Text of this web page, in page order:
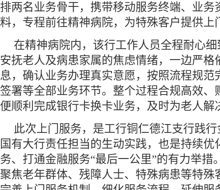
排两名业务骨干，携带移动服务终端、业务
料，专程前往精神病院，为特殊客户提供上
在精神病院内，该行工作人员全程耐心
安抚老人及病患家属的焦虑情绪，一边严格
息，确认业务办理真实意愿，按照流程规范
签署等全部业务环节。整个过程合规高效、
便顺利完成银行卡换卡业务，及时为老人解
此次上门服务，是工行铜仁德江支行践
国有大行责任担当的生动实践，也是持续优
务、打通金融服务“最后一公里”的有力举措
聚焦老年群体、残障人士、特殊病患等特殊